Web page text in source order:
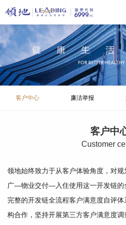
客户中心 廉洁举报
客户中
Customer
领地始终致力于从客户体验角度，对
广—物业交付—入住使用这一开发链的
完整的开发链全流程客户满意度自评
构合作，坚持开展第三方客户满意度